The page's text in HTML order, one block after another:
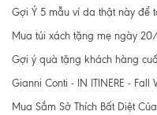
Gợi Ý 5 mẫu ví da thật này để
Mua túi xách tặng mẹ ngày
Gợi ý quà tặng khách hàng
Gianni Conti - IN ITINERE - Fall
Mua Sắm Sở Thích Bất Diệt